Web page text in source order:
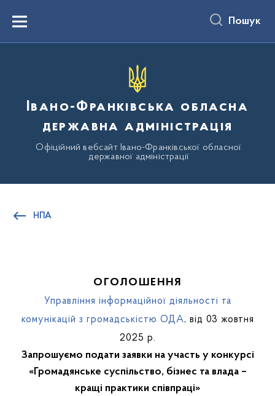
вмістуMenu Пошук
Івано-Франківська обласна
державна адміністрація
Офіційний вебсайт Івано-Франківської обласної
державної адміністрації
НПА
ОГОЛОШЕННЯ
Управління інформаційної діяльності та
комунікацій з громадськістю ОДА, від 03 жовтня
2025 р.
Запрошуємо подати заявки на участь у конкурсі
«Громадянське суспільство, бізнес та влада –
кращі практики співпраці»